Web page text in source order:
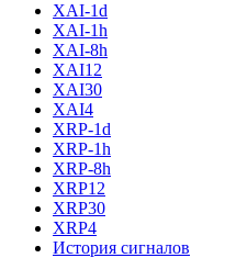
XAI-1d
XAI-1h
XAI-8h
XAI12
XAI30
XAI4
XRP-1d
XRP-1h
XRP-8h
XRP12
XRP30
XRP4
История сигналов